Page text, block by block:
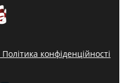
Політика конфіденційності